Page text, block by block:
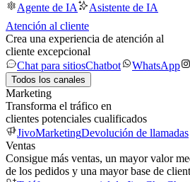
Agente de IA
Asistente de IA
Atención al cliente
Crea una experiencia de atención al
cliente excepcional
Chat para sitiosChatbot WhatsApp
Todos los canales
Marketing
Transforma el tráfico en
clientes potenciales cualificados
JivoMarketingDevolución de llamadas
Ventas
Consigue más ventas, un mayor valor
de los pedidos y una mayor base de